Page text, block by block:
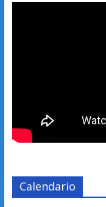
Calendario